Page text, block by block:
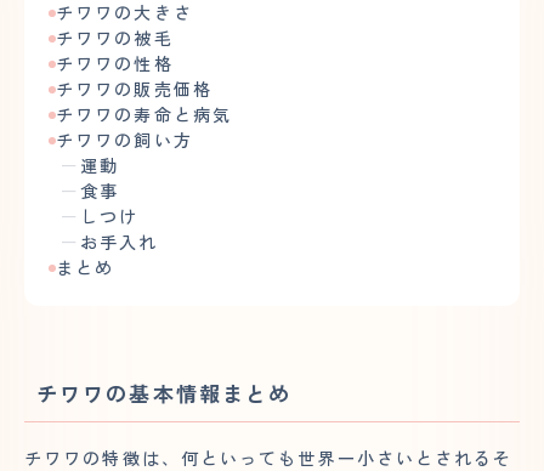
チワワの大きさ
チワワの被毛
チワワの性格
チワワの販売価格
チワワの寿命と病気
チワワの飼い方
運動
食事
しつけ
お手入れ
まとめ
チワワの基本情報まとめ
チワワの特徴は、何といっても世界一小さいとされるそ